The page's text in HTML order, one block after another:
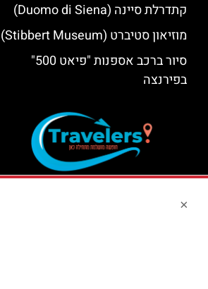
×
קתדרלת סיינה (Duomo di Siena)
מוזיאון סטיברט (Stibbert Museum)
סיור ברכב אספנות "פיאט 500"
בפירנצה